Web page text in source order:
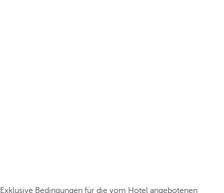
Exklusive Bedingungen für die vom Hotel angebotenen